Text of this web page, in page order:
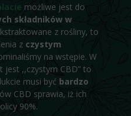
możliwe jest do
składników w
z rośliny, to
z czystym
na wstępie. W
jest ,,czystym CBD” to
musi być bardzo
CBD sprawia, iż ich
90%.